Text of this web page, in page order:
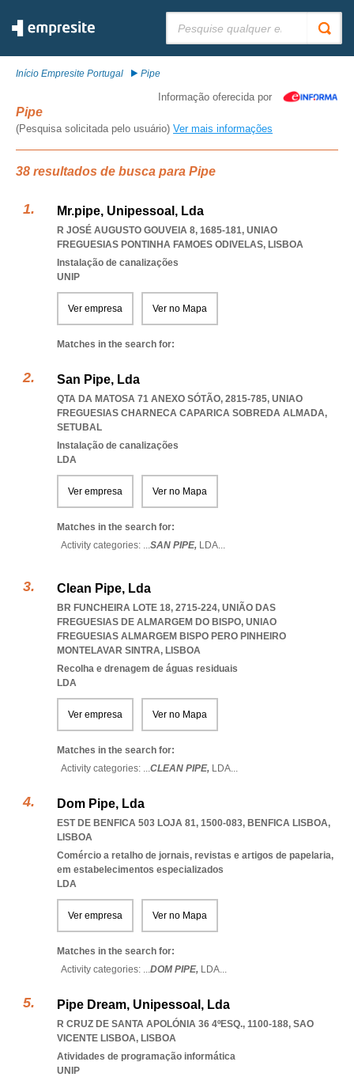
Início Empresite Portugal Pipe
Informação oferecida por
Pipe
(Pesquisa solicitada pelo usuário) Ver mais informações
38 resultados de busca para Pipe
Mr.pipe, Unipessoal, Lda
R JOSÉ AUGUSTO GOUVEIA 8, 1685-181, UNIAO
FREGUESIAS PONTINHA FAMOES ODIVELAS, LISBOA
Instalação de canalizações
UNIP
Ver empresa Ver no Mapa
Matches in the search for:
San Pipe, Lda
QTA DA MATOSA 71 ANEXO SÓTÃO, 2815-785, UNIAO
FREGUESIAS CHARNECA CAPARICA SOBREDA ALMADA,
SETUBAL
Instalação de canalizações
LDA
Ver empresa Ver no Mapa
Matches in the search for:
Activity categories: ...SAN PIPE, LDA...
Clean Pipe, Lda
BR FUNCHEIRA LOTE 18, 2715-224, UNIÃO DAS
FREGUESIAS DE ALMARGEM DO BISPO, UNIAO
FREGUESIAS ALMARGEM BISPO PERO PINHEIRO
MONTELAVAR SINTRA, LISBOA
Recolha e drenagem de águas residuais
LDA
Ver empresa Ver no Mapa
Matches in the search for:
Activity categories: ...CLEAN PIPE, LDA...
Dom Pipe, Lda
EST DE BENFICA 503 LOJA 81, 1500-083, BENFICA LISBOA,
LISBOA
Comércio a retalho de jornais, revistas e artigos de papelaria,
em estabelecimentos especializados
LDA
Ver empresa Ver no Mapa
Matches in the search for:
Activity categories: ...DOM PIPE, LDA...
Pipe Dream, Unipessoal, Lda
R CRUZ DE SANTA APOLÓNIA 36 4ºESQ., 1100-188, SAO
VICENTE LISBOA, LISBOA
Atividades de programação informática
UNIP